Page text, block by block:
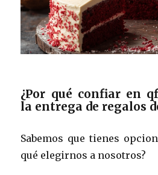
¿Por qué confiar en
la entrega de regalos
Sabemos que tienes
qué elegirnos a nosotros?